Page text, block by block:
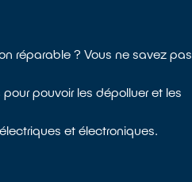
réparable ? Vous ne savez pas
pouvoir les dépolluer et les
et électroniques.